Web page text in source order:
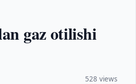
gaz otilishi
528 views